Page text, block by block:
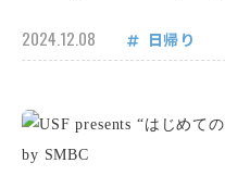
2024.12.08 日帰り